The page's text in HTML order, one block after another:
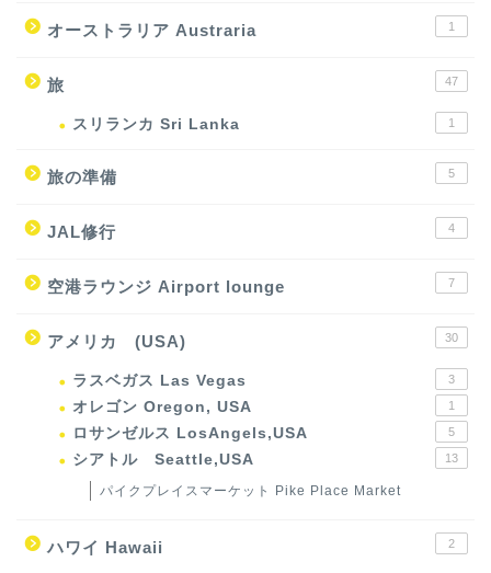
オーストラリア Austraria 1
旅 47
スリランカ Sri Lanka 1
旅の準備 5
JAL修行 4
空港ラウンジ Airport lounge 7
アメリカ (USA) 30
ラスベガス Las Vegas 3
オレゴン Oregon, USA 1
ロサンゼルス LosAngels,USA 5
シアトル Seattle,USA 13
パイクプレイスマーケット Pike Place Market
ハワイ Hawaii 2